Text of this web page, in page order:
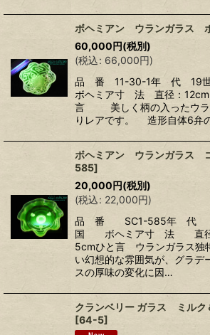
ボヘミアン ウランガラス
60,000円(税別)
(税込: 66,000円)
品 番 11-30-1年 代 19
ボヘミア寸 法 直径：12cm
言 美しく柄の入ったウラ
りレアです。 造形自体6弁
ボヘミアン ウランガラス
585]
20,000円(税別)
(税込: 22,000円)
品 番 SC1-585年 代
国 ボヘミア寸 法 直径
5cmひと言 ウランガラス独
い幻想的な雰囲気が、グラデ
スの厚味の変化に因…
クランベリー ガラス ミルク
[64-5]